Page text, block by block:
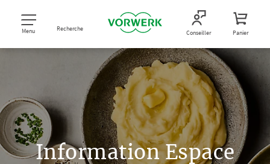
Menu Recherche Conseiller Panier
Information Espace